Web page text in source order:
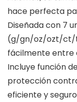
hace perfecta
Diseñada con 7
(g/gn/oz/ozt/ct/
fácilmente entre
Incluye función
protección
eficiente y